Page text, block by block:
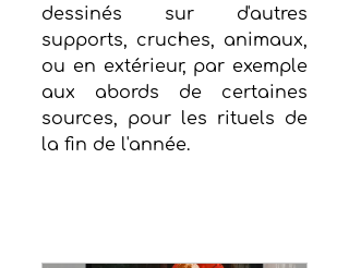
dessinés sur d'autres
supports, cruches, animaux,
ou en extérieur, par exemple
aux abords de certaines
sources, pour les rituels de
la fin de l'année.